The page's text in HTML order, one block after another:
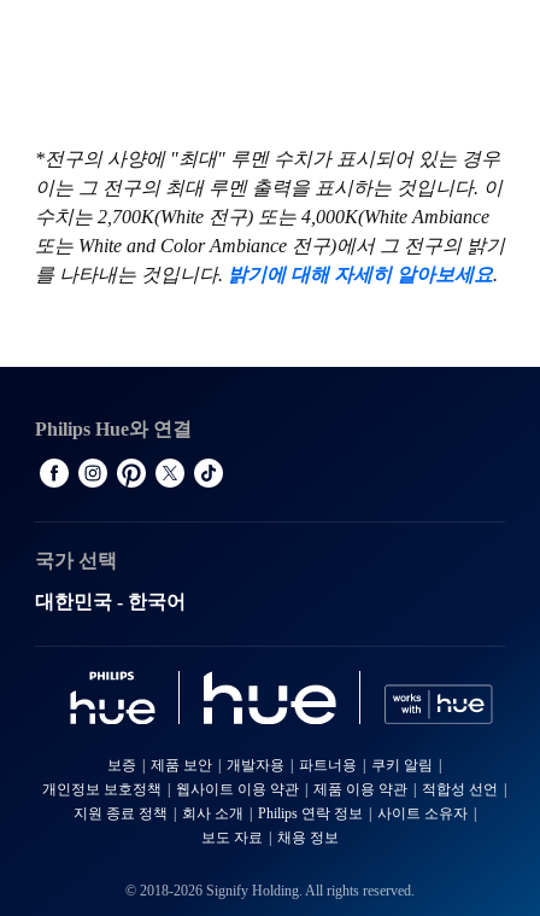
*전구의 사양에 "최대" 루멘 수치가 표시되어 있는 경우
이는 그 전구의 최대 루멘 출력을 표시하는 것입니다. 이
수치는 2,700K(White 전구) 또는 4,000K(White Ambiance
또는 White and Color Ambiance 전구)에서 그 전구의 밝기
를 나타내는 것입니다. 밝기에 대해 자세히 알아보세요.
Philips Hue와 연결
국가 선택
대한민국 - 한국어
보증 제품 보안 개발자용 파트너용
쿠키 알림
개인정보 보호정책
웹사이트 이용 약관 제품 이용 약관
적합성 선언
지원 종료 정책
회사 소개 Philips 연락 정보
사이트 소유자
보도 자료
채용 정보
© 2018-2026 Signify Holding. All rights reserved.